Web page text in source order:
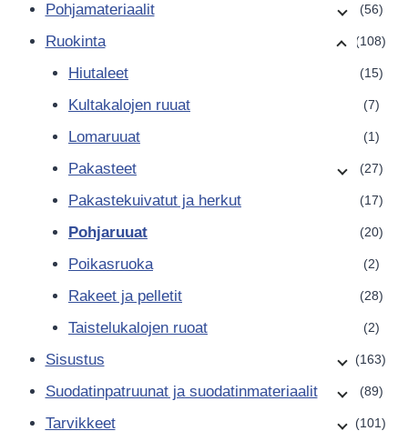
Pohjamateriaalit (56)
Ruokinta (108)
Hiutaleet (15)
Kultakalojen ruuat (7)
Lomaruuat (1)
Pakasteet (27)
Pakastekuivatut ja herkut (17)
Pohjaruuat (20)
Poikasruoka (2)
Rakeet ja pelletit (28)
Taistelukalojen ruoat (2)
Sisustus (163)
Suodatinpatruunat ja suodatinmateriaalit (89)
Tarvikkeet (101)